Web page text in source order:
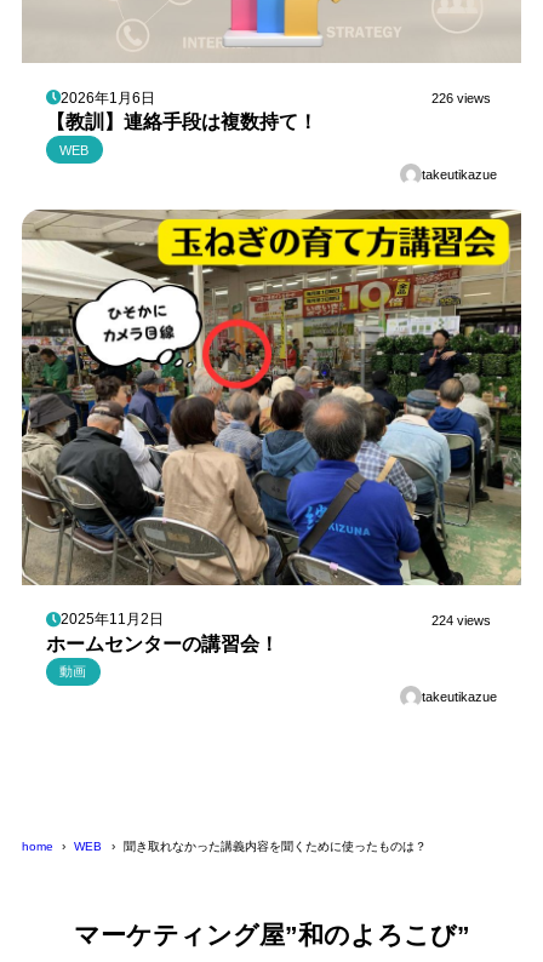
2026年1月6日 226 views
【教訓】連絡手段は複数持て！
WEB
takeutikazue
2025年11月2日 224 views
ホームセンターの講習会！
動画
takeutikazue
home WEB 聞き取れなかった講義内容を聞くために使ったものは？
マーケティング屋”和のよろこび”